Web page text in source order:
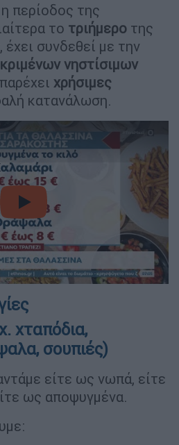
περίοδος της
το τριήμερο της
, έχει συνδεθεί με την
νηστίσιμων
χρήσιμες
κατανάλωση.
video
χταπόδια,
σουπιές)
είτε ως νωπά, είτε
ως αποψυγμένα.